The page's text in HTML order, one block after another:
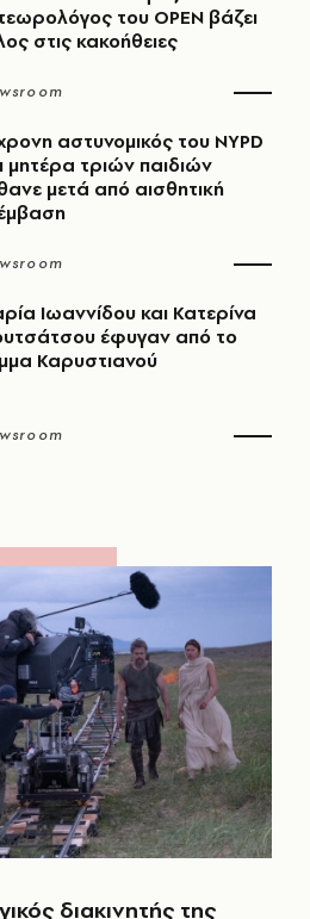
του OPEN βάζει
στις κακοήθειες
αστυνομικός του NYPD
μητέρα τριών παιδιών
μετά από αισθητική
Ιωαννίδου και Κατερίνα
έφυγαν από το
Καρυστιανού
διακινητής της